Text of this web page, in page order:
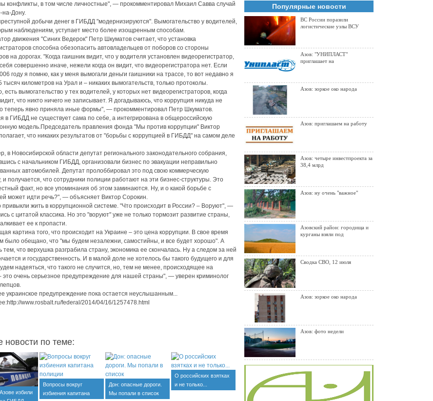
конфликты, в том числе личностные", — прокомментировал Михаил Савва случай
на-Дону.
добычи денег в ГИБДД "модернизируются". Вымогательство у водителей,
наблюдениям, уступает место более изощренным способам.
движения "Синих Ведерок" Петр Шкуматов считает, что установка
способна обезопасить автовладельцев от поборов со стороны
на дорогах. "Когда гаишник видит, что у водителя установлен видеорегистратор,
совершенно иначе, нежели когда он видит, что видеорегистратора нет. Если
году я помню, как у меня вымогали деньги гаишники на трассе, то вот недавно я
тысяч километров на Урал и – никаких вымогательств, только протоколы.
есть вымогательство у тех водителей, у которых нет видеорегистраторов, когда
что никто ничего не записывает. Я догадываюсь, что коррупция никуда не
теперь явно приняла иные формы", — прокомментировал Петр Шкуматов.
в ГИБДД не существует сама по себе, а интегрирована в общероссийскую
модель.Председатель правления фонда "Мы против коррупции" Виктор
что никаких результатов от "борьбы с коррупцией в ГИБДД" на самом деле
в Новосибирской области депутат регионального законодательного собрания,
с начальником ГИБДД, организовали бизнес по эвакуации неправильно
автомобилей. Депутат пролоббировал это под свою коммерческую
и получается, что сотрудники полиции работают на эти бизнес-структуры. Это
факт, но все упоминания об этом заминаются. Ну, и о какой борьбе с
может идти речь?", — объясняет Виктор Сорокин.
жить в коррупционной системе. "Что происходит в России? – Воруют", —
с цитатой классика. Но это "воруют" уже не только тормозит развитие страны,
ее к пропасти.
картина того, что происходит на Украине – это цена коррупции. В свое время
было обещано, что "мы будем незалежни, самостийны, и все будет хорошо". А
тем, что верхушка разграбила страну, экономика ее скончалась. Ну а следом за ней
и государственность. И в малой доле не хотелось бы такого будущего и для
надеяться, что такого не случится, но, тем не менее, происходящее на
это очень серьезное предупреждение для нашей страны", — уверен криминолог
украинское предупреждение пока остается неуслышанным...
www.rosbalt.ru/federal/2014/04/16/1257478.html
новости по теме:
избили
Вопросы вокруг
избиения капитана
Дон: опасные дороги.
Мы попали в список
О российских взятках
и не только...
Популярные новости
ВС России поразили
логистические узлы ВСУ
Азов: "УНИПЛАСТ"
приглашает на
Азов: зоркое око народа
Азов: приглашаем на работу
Азов: четыре инвестпроекта за
38,4 млрд
Азов: ну очень "важное"
Азовский район: городища и
курганы взяли под
Сводка СВО, 12 июля
Азов: зоркое око народа
Азов: фото недели